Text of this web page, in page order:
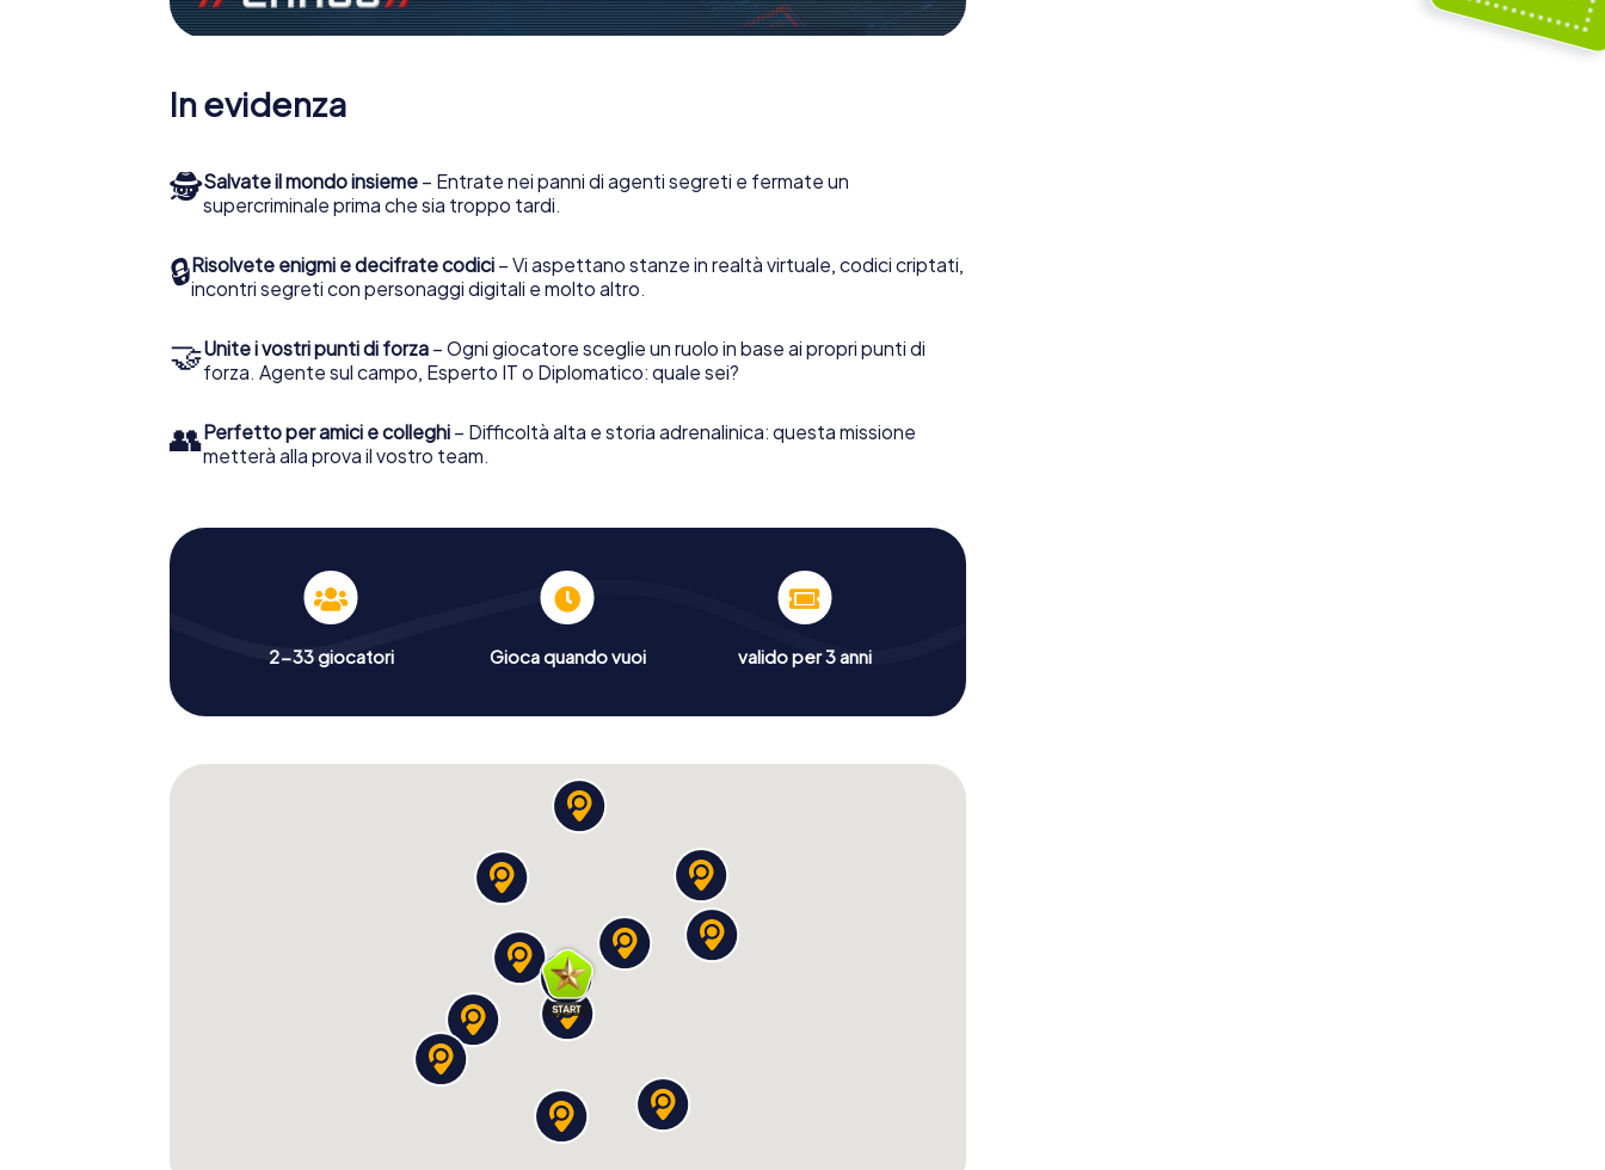
In evidenza
🕵Salvate il mondo insieme – Entrate nei panni di agenti segreti e fermate un
supercriminale prima che sia troppo tardi.
🔒Risolvete enigmi e decifrate codici – Vi aspettano stanze in realtà virtuale, codici criptati,
incontri segreti con personaggi digitali e molto altro.
🤝Unite i vostri punti di forza – Ogni giocatore sceglie un ruolo in base ai propri punti di
forza. Agente sul campo, Esperto IT o Diplomatico: quale sei?
👥Perfetto per amici e colleghi – Difficoltà alta e storia adrenalinica: questa missione
metterà alla prova il vostro team.
2-33 giocatori Gioca quando vuoi valido per 3 anni